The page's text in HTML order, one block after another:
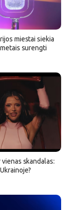
miestai siekia
surengti
skandalas: